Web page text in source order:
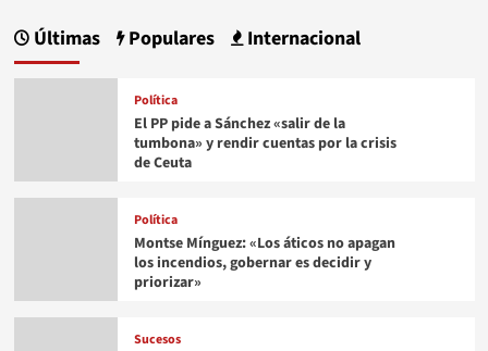
Últimas Populares Internacional
Política
El PP pide a Sánchez «salir de la
tumbona» y rendir cuentas por la crisis
de Ceuta
Política
Montse Mínguez: «Los áticos no apagan
los incendios, gobernar es decidir y
priorizar»
Sucesos